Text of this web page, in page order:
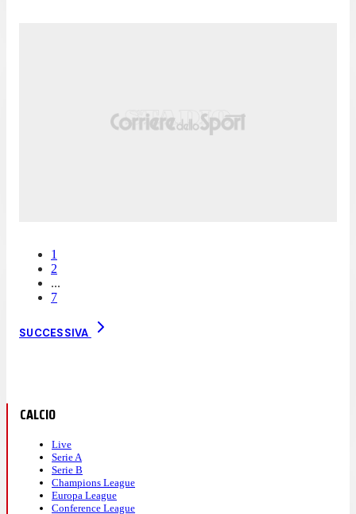
1
2
...
7
SUCCESSIVA
CALCIO
Live
Serie A
Serie B
Champions League
Europa League
Conference League